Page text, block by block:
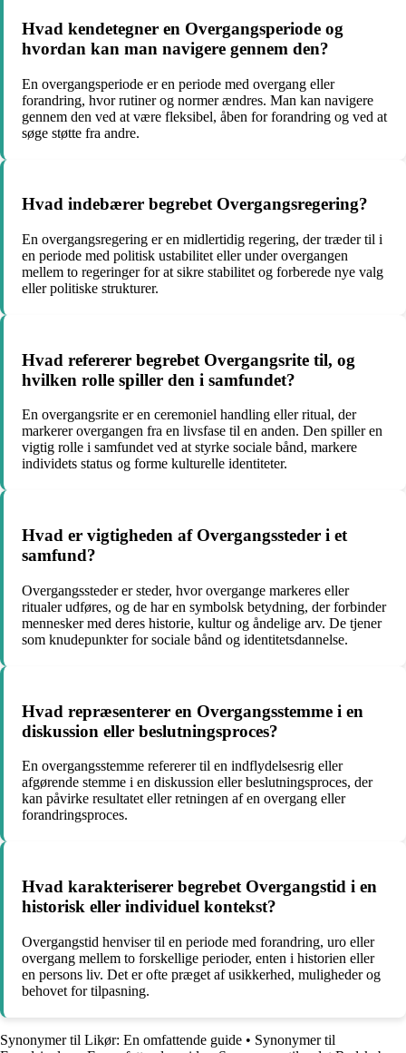
Hvad kendetegner en Overgangsperiode og
hvordan kan man navigere gennem den?
En overgangsperiode er en periode med overgang eller
forandring, hvor rutiner og normer ændres. Man kan navigere
gennem den ved at være fleksibel, åben for forandring og ved at
søge støtte fra andre.
Hvad indebærer begrebet Overgangsregering?
En overgangsregering er en midlertidig regering, der træder til i
en periode med politisk ustabilitet eller under overgangen
mellem to regeringer for at sikre stabilitet og forberede nye valg
eller politiske strukturer.
Hvad refererer begrebet Overgangsrite til, og
hvilken rolle spiller den i samfundet?
En overgangsrite er en ceremoniel handling eller ritual, der
markerer overgangen fra en livsfase til en anden. Den spiller en
vigtig rolle i samfundet ved at styrke sociale bånd, markere
individets status og forme kulturelle identiteter.
Hvad er vigtigheden af Overgangssteder i et
samfund?
Overgangssteder er steder, hvor overgange markeres eller
ritualer udføres, og de har en symbolsk betydning, der forbinder
mennesker med deres historie, kultur og åndelige arv. De tjener
som knudepunkter for sociale bånd og identitetsdannelse.
Hvad repræsenterer en Overgangsstemme i en
diskussion eller beslutningsproces?
En overgangsstemme refererer til en indflydelsesrig eller
afgørende stemme i en diskussion eller beslutningsproces, der
kan påvirke resultatet eller retningen af en overgang eller
forandringsproces.
Hvad karakteriserer begrebet Overgangstid i en
historisk eller individuel kontekst?
Overgangstid henviser til en periode med forandring, uro eller
overgang mellem to forskellige perioder, enten i historien eller
en persons liv. Det er ofte præget af usikkerhed, muligheder og
behovet for tilpasning.
Synonymer til Likør: En omfattende guide • Synonymer til